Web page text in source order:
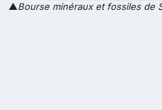
▲Bourse minéraux et fossiles de